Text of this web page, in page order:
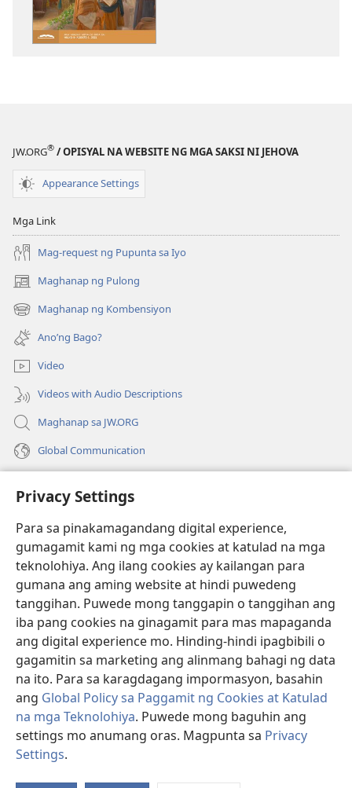
Privacy Settings
Para sa pinakamagandang digital experience,
gumagamit kami ng mga cookies at katulad na mga
teknolohiya. Ang ilang cookies ay kailangan para
gumana ang aming website at hindi puwedeng
tanggihan. Puwede mong tanggapin o tanggihan ang
iba pang cookies na ginagamit para mas mapaganda
ang digital experience mo. Hinding-hindi ipagbibili o
gagamitin sa marketing ang alinmang bahagi ng data
na ito. Para sa karagdagang impormasyon, basahin
ang Global Policy sa Paggamit ng Cookies at Katulad
na mga Teknolohiya. Puwede mong baguhin ang
settings mo anumang oras. Magpunta sa Privacy
Settings.
SA
SA
JW.ORG® / OPISYAL NA WEBSITE NG MGA SAKSI NI JEHOVA
Appearance Settings
Mga Link
Mag-request ng Pupunta sa Iyo
Maghanap ng Pulong
(may
bubukas
na
bagong
window)
Maghanap ng Kombensiyon
(may
bubukas
na
bagong
window)
Ano’ng Bago?
Video
Videos with Audio Descriptions
Maghanap sa JW.ORG
Global Communication
(may
na
bagong
window)
Watchtower ONLINE LIBRARY™
(may
bubukas
na
bagong
window)
JW Hub ®
(may
bubukas
bagong
window)
JW Library ®
Watchtower Library®
Copyright© 2026 Watch Tower Bible and Tract Society of Pennsylvania.
KASUNDUAN SA PAGGAMIT